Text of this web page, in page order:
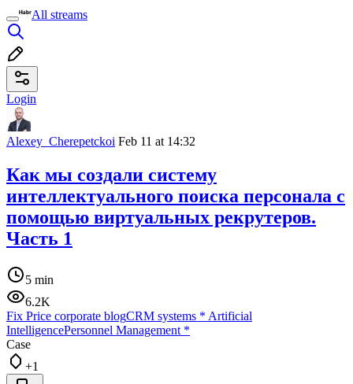
All streams
Login
Alexey_Cherepetckoi Feb 11 at 14:32
Как мы создали систему
интеллектуального поиска персонала с
помощью виртуальных рекрутеров.
Часть 1
5 min
6.2K
Fix Price corporate blogCRM systems * Artificial
IntelligencePersonnel Management *
Case
+1